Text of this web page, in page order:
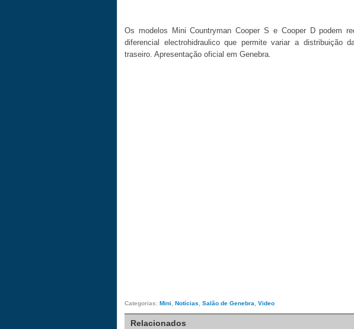
Os modelos Mini Countryman Cooper S e Cooper D podem
diferencial electrohidraulico que permite variar a distribuição
traseiro. Apresentação oficial em Genebra.
Categorias: Mini Notícias Salão de Genebra Video
Relacionados